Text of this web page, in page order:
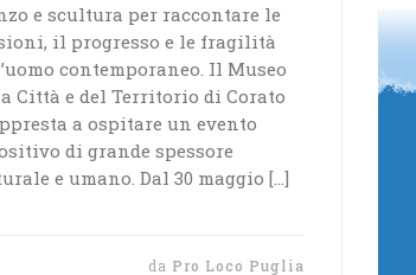
e scultura per raccontare le
il progresso e le fragilità
contemporaneo. Il Museo
Città e del Territorio di Corato
a ospitare un evento
di grande spessore
e umano. Dal 30 maggio […]
da Pro Loco Puglia